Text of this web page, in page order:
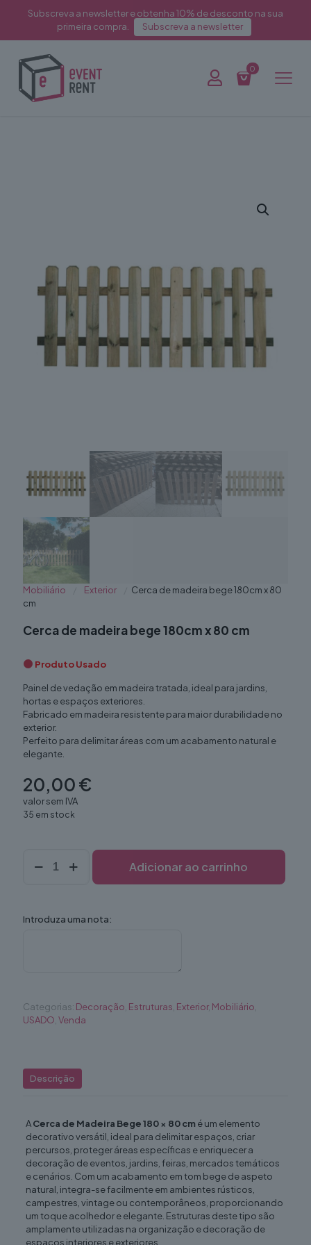
Subscreva a newsletter e obtenha 10% de desconto na sua
primeira compra.
Subscreva a newsletter
0
Mobiliário Exterior
Cerca de madeira bege 180cm x 80
cm
Cerca de madeira bege 180cm x 80 cm
Produto Usado
Painel de vedação em madeira tratada, ideal para jardins,
hortas e espaços exteriores.
Fabricado em madeira resistente para maior durabilidade no
exterior.
Perfeito para delimitar áreas com um acabamento natural e
elegante.
20,00€
valor sem IVA
35 em stock
bege
Adicionar ao carrinho
Introduza uma nota:
Categorias: Decoração Estruturas Exterior, Mobiliário
USADO Venda
Descrição
ACerca de Madeira Bege 180 × 80 cm é um elemento
decorativo versátil, ideal para delimitar espaços, criar
percursos, proteger áreas específicas e enriquecer a
decoração de eventos, jardins, feiras, mercados temáticos
e cenários. Com um acabamento em tom bege de aspeto
natural, integra-se facilmente em ambientes rústicos,
campestres, vintage ou contemporâneos, proporcionando
um toque acolhedor e elegante. Estruturas deste tipo são
amplamente utilizadas na organização e decoração de
espaços interiores e exteriores.